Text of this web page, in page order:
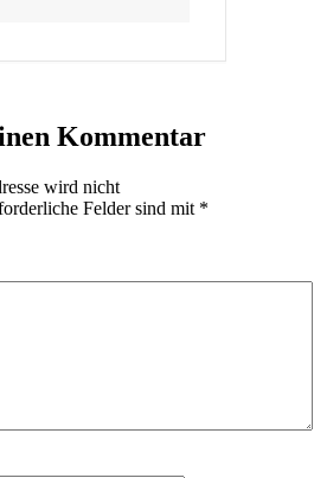
Kommentar
wird nicht
Felder sind mit *